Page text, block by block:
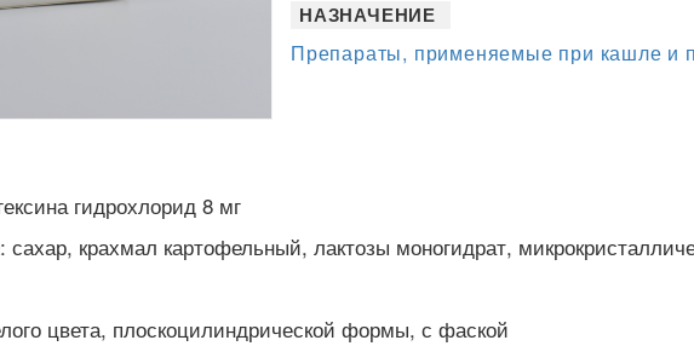
НАЗНАЧЕНИЕ
Препараты, применяемые при кашле и
гидрохлорид 8 мг
: сахар, крахмал картофельный, лактозы моногидрат,
цвета, плоскоцилиндрической формы, с фаской